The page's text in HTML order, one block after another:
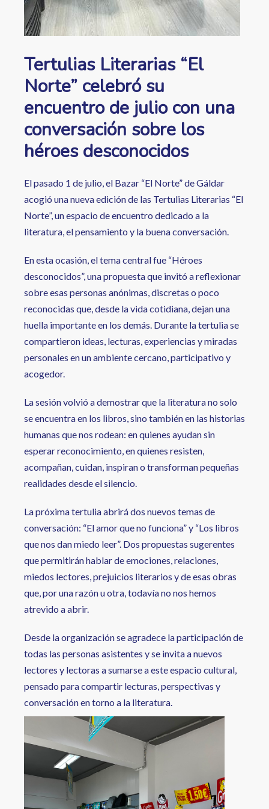
Tertulias Literarias “El
Norte” celebró su
encuentro de julio con una
conversación sobre los
héroes desconocidos
El pasado 1 de julio, el Bazar “El Norte” de Gáldar
acogió una nueva edición de las Tertulias Literarias “El
Norte”, un espacio de encuentro dedicado a la
literatura, el pensamiento y la buena conversación.
En esta ocasión, el tema central fue “Héroes
desconocidos”, una propuesta que invitó a reflexionar
sobre esas personas anónimas, discretas o poco
reconocidas que, desde la vida cotidiana, dejan una
huella importante en los demás. Durante la tertulia se
compartieron ideas, lecturas, experiencias y miradas
personales en un ambiente cercano, participativo y
acogedor.
La sesión volvió a demostrar que la literatura no solo
se encuentra en los libros, sino también en las historias
humanas que nos rodean: en quienes ayudan sin
esperar reconocimiento, en quienes resisten,
acompañan, cuidan, inspiran o transforman pequeñas
realidades desde el silencio.
La próxima tertulia abrirá dos nuevos temas de
conversación: “El amor que no funciona” y “Los libros
que nos dan miedo leer”. Dos propuestas sugerentes
que permitirán hablar de emociones, relaciones,
miedos lectores, prejuicios literarios y de esas obras
que, por una razón u otra, todavía no nos hemos
atrevido a abrir.
Desde la organización se agradece la participación de
todas las personas asistentes y se invita a nuevos
lectores y lectoras a sumarse a este espacio cultural,
pensado para compartir lecturas, perspectivas y
conversación en torno a la literatura.